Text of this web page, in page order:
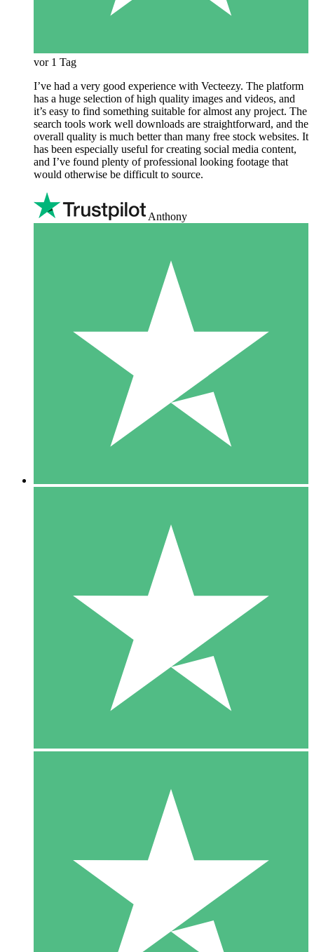
vor 1 Tag
I’ve had a very good experience with Vecteezy. The platform
has a huge selection of high quality images and videos, and
it’s easy to find something suitable for almost any project. The
search tools work well downloads are straightforward, and the
overall quality is much better than many free stock websites. It
has been especially useful for creating social media content,
and I’ve found plenty of professional looking footage that
would otherwise be difficult to source.
Anthony